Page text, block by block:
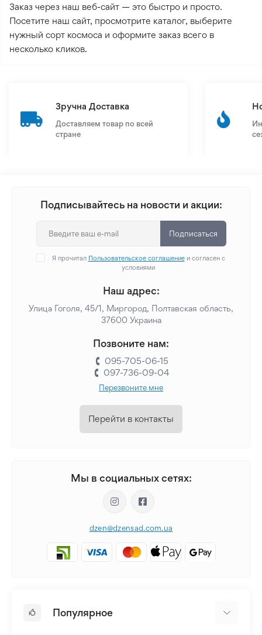
Заказ через наш веб-сайт — это быстро и просто.
Посетите наш сайт, просмотрите каталог, выберите
нужный сорт космоса и оформите заказ всего в
несколько кликов.
Зручна Доставка
Доставляем товар по всей
стране
Подписывайтесь на новости и акции:
Подписаться
Я прочитал Пользовательское соглашениеи согласен с
условиями
Наш адрес:
Улица Гоголя, 45/1, Миргород, Полтавская область,
37600 Украина
Позвоните нам:
095-705-06-15
097-736-09-04
Перезвоните мне
Перейти в контакты
Мы в социальных сетях:
dzen@dzensad.com.ua
Популярное